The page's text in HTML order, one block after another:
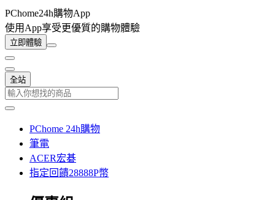
PChome24h購物App
使用App享受更優質的購物體驗
立即體驗
全站
PChome 24h購物
筆電
ACER宏碁
指定回饋28888P幣